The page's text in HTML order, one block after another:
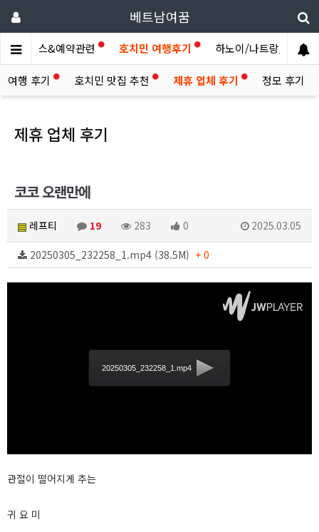
베트남여꿈
휴서비스&예약관련 호치민 여행후기 하노이/나트랑/다낭/
여행 후기 호치민 맛집 추천 제휴 업체 후기 정모 후기
제휴 업체 후기
코코 오랜만에
레프티 19 283 0 2025.03.05
20250305_232258_1.mp4 (38.5M) + 0
20250305_232258_1.mp4
관절이 떨어지게 추는
귀 요 미